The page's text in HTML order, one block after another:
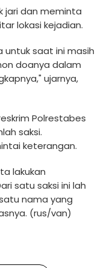
jari dan meminta
lokasi kejadian.
untuk saat ini masih
doanya dalam
ujarnya,
Polrestabes
saksi.
keterangan.
lakukan
satu saksi ini lah
nama yang
(rus/van)